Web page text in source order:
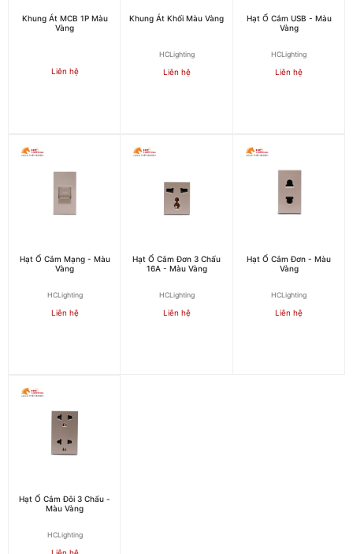
Khung Át MCB 1P Màu
Vàng
Liên hệ
Khung Át Khối Màu Vàng
HCLighting
Liên hệ
Hạt Ổ Cắm USB - Màu
Vàng
HCLighting
Liên hệ
Hạt Ổ Cắm Mạng - Màu
Vàng
HCLighting
Liên hệ
Hạt Ổ Cắm Đơn 3 Chấu
16A - Màu Vàng
HCLighting
Liên hệ
Hạt Ổ Cắm Đơn - Màu
Vàng
HCLighting
Liên hệ
Hạt Ổ Cắm Đôi 3 Chấu -
Màu Vàng
HCLighting